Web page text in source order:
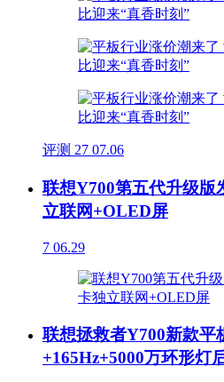
评测 27 07.06
联想Y700第五代升级
立联网+OLED屏
7 06.29
联想拯救者Y700新款平
+165Hz+5000万环形灯